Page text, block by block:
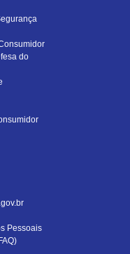
do
Pessoais